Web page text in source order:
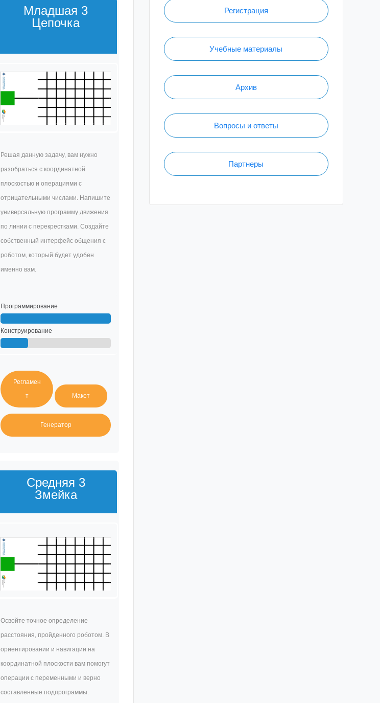
Младшая 3
Цепочка
Решая данную задачу, вам нужно
разобраться с координатной
плоскостью и операциями с
отрицательными числами. Напишите
универсальную программу движения
по линии с перекрестками. Создайте
собственный интерфейс общения с
роботом, который будет удобен
именно вам.
Программирование
Конструирование
Регламен
т
Макет
Генератор
Средняя 3
Змейка
Освойте точное определение
расстояния, пройденного роботом. В
ориентировании и навигации на
координатной плоскости вам помогут
операции с переменными и верно
составленные подпрограммы.
Регистрация
Учебные материалы
Архив
Вопросы и ответы
Партнеры